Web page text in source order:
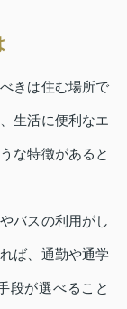
きは住む場所で
生活に便利なエ
な特徴があると
バスの利用がし
ば、通勤や通学
段が選べること